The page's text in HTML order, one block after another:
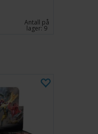
Antall på
lager:9